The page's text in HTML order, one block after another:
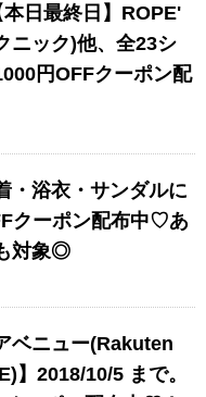
日最終日】ROPE'
ニック)他、全23シ
円OFFクーポン配
・浴衣・サンダルに
クーポン配布中♡あ
対象◎
ベニュー(Rakuten
】2018/10/5 まで。